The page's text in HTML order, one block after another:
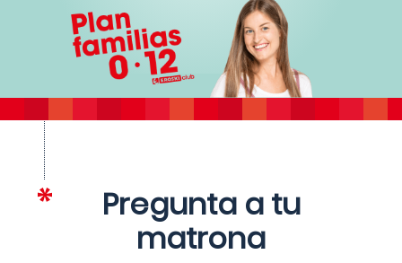
Pregunta a tu
matrona